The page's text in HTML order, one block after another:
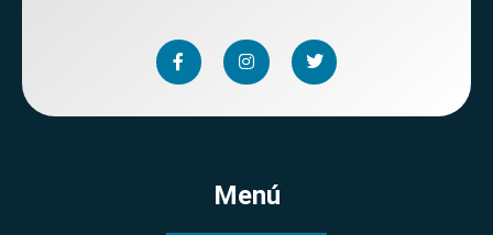
Menú